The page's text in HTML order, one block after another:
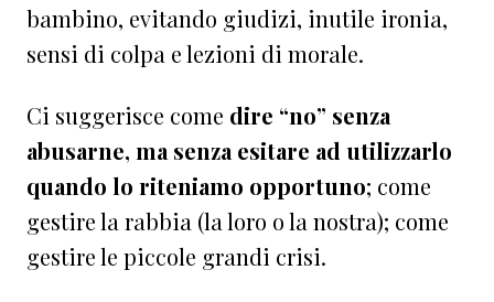
bambino, evitando giudizi, inutile ironia,
sensi di colpa e lezioni di morale.
Ci suggerisce come dire “no” senza
abusarne, ma senza esitare ad utilizzarlo
quando lo riteniamo opportuno; come
gestire la rabbia (la loro o la nostra); come
gestire le piccole grandi crisi.